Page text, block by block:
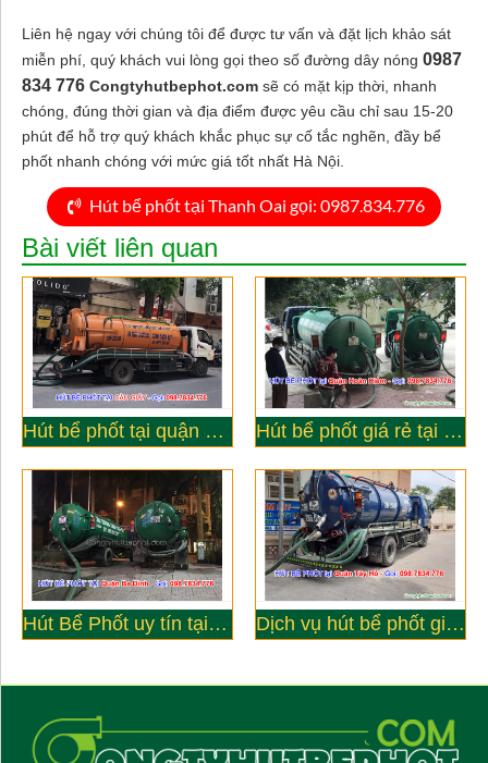
Liên hệ ngay với chúng tôi để được tư vấn và đặt lịch khảo sát
miễn phí, quý khách vui lòng gọi theo số đường dây nóng 0987
834 776 Congtyhutbephot.com sẽ có mặt kịp thời, nhanh
chóng, đúng thời gian và địa điểm được yêu cầu chỉ sau 15-20
phút để hỗ trợ quý khách khắc phục sự cố tắc nghẽn, đầy bể
phốt nhanh chóng với mức giá tốt nhất Hà Nội.
Hút bể phốt tại Thanh Oai gọi: 0987.834.776
Bài viết liên quan
Hút bể phốt tại quận Cầu Giấy Hà Nội - Công ty Đức Yên Hút bể phốt giá rẻ tại quận Hoàn kiếm
Hút Bể Phốt uy tín tại Quận Ba Đình - Công ty Đức Yên Dịch vụ hút bể phốt giá rẻ tại quận Tây Hồ